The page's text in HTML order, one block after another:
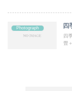
Photograph 四
四
畳